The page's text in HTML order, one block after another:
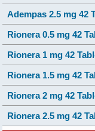
Adempas 2.5 mg 42
Rionera 0.5 mg 42
Rionera 1 mg 42
Rionera 1.5 mg 42
Rionera 2 mg 42
Rionera 2.5 mg 42